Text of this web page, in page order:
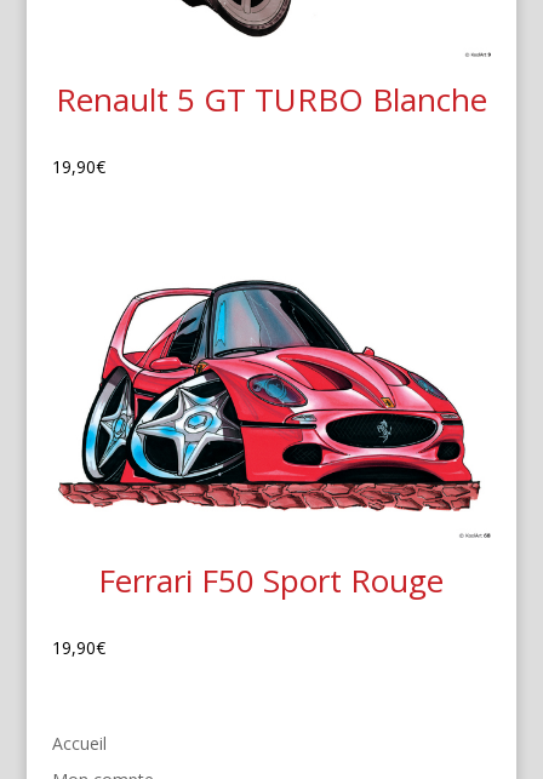
Renault 5 GT TURBO Blanche
19,90€
Ferrari F50 Sport Rouge
19,90€
Accueil